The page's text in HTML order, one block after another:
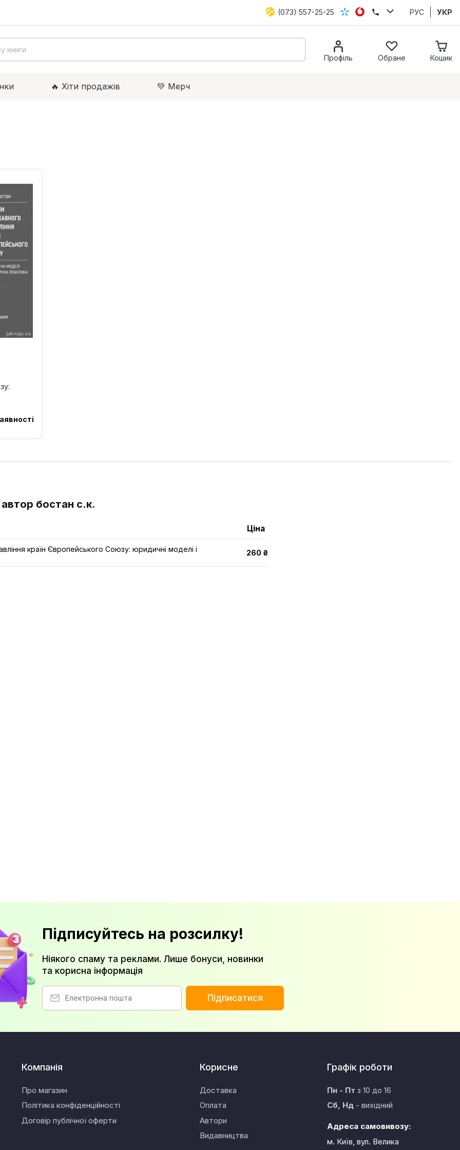
(073) 557-25-25 РУС УКР
Профіль Обране Кошик
🔥 Xіти продажів 💚 Мерч
бостан с.к.
Ціна
країн Європейського Союзу: юридичні моделі і
260 ₴
Підписуйтесь на розсилку!
Ніякого спаму та реклами. Лише бонуси, новинки
та корисна інформація
Підписатися
Компанія
Про магазин
Політика конфіденційності
Договір публічної оферти
Корисне
Доставка
Оплата
Автори
Видавництва
Графік роботи
Пн - Пт з 10 до 16
Сб, Нд- вихідний
Адреса самовивозу:
м. Київ, вул. Велика